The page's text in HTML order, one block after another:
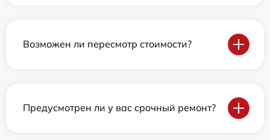
Возможен ли пересмотр стоимости?
Предусмотрен ли у вас срочный ремонт?